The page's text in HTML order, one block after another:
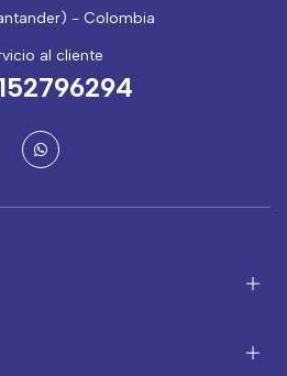
- Colombia
al cliente